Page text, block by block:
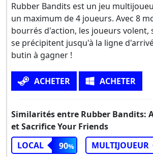
Rubber Bandits est un jeu
un maximum de 4 joueurs. Avec 8
bourrés d'action, les joueurs volent,
se précipitent jusqu'à la ligne
butin à gagner !
ACHETER ACHETER
Similarités entre Rubber Bandits:
et Sacrifice Your Friends
LOCAL
90 MULTIJOUEUR